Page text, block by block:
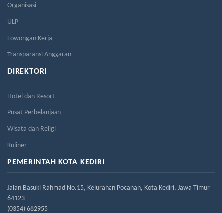
Organisasi
ULP
Lowongan Kerja
Transparansi Anggaran
DIREKTORI
Hotel dan Resort
Pusat Perbelanjaan
Wisata dan Religi
Kuliner
PEMERINTAH KOTA KEDIRI
Jalan Basuki Rahmad No.15, Kelurahan Pocanan, Kota Kediri, Jawa Timur
64123
(0354) 682955